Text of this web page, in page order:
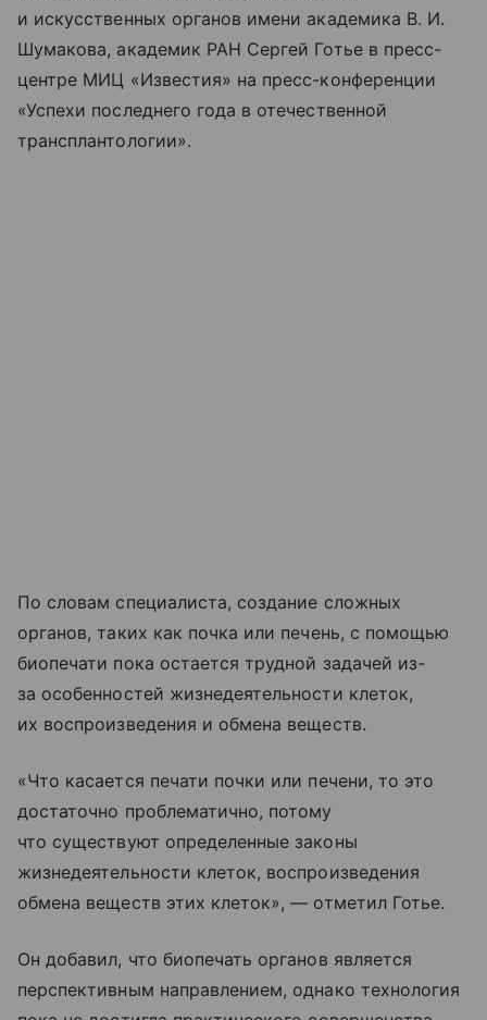
и искусственных органов имени академика В. И.
Шумакова, академик РАН Сергей Готье в пресс-
центре МИЦ «Известия» на пресс-конференции
«Успехи последнего года в отечественной
трансплантологии».
По словам специалиста, создание сложных
органов, таких как почка или печень, с помощью
биопечати пока остается трудной задачей из-
за особенностей жизнедеятельности клеток,
их воспроизведения и обмена веществ.
«Что касается печати почки или печени, то это
достаточно проблематично, потому
что существуют определенные законы
жизнедеятельности клеток, воспроизведения
обмена веществ этих клеток», — отметил Готье.
Он добавил, что биопечать органов является
перспективным направлением, однако технология